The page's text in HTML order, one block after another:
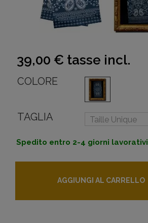
39,00 € tasse incl.
COLORE
TAGLIA
Spedito entro 2-4 giorni lavorativi
AGGIUNGI AL CARRELLO